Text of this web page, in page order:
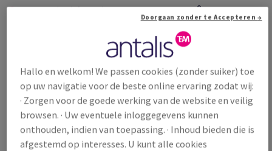
Extra productinformatie
Delen via e-mail
Promotie: Tijdelijke aanbieding! Tot wel 20% korting o...
Prijs incl. BTW
€ 1 155,60 22,21% OFF
Promoprijs incl. BTW
€ 898,92
/ 1 000 Vel
(88,1 kg )
Hallo en welkom! We passen cookies (zonder suiker) toe
op uw navigatie voor de beste online ervaring zodat wij:
· Zorgen voor de goede werking van de website en veilig
browsen. · Uw eventuele inloggegevens kunnen
onthouden, indien van toepassing. · Inhoud bieden die is
afgestemd op interesses. U kunt alle cookies
Doorgaan zonder te Accepteren →